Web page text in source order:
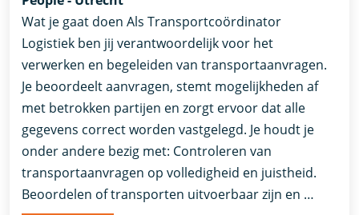
Wat je gaat doen Als Transportcoördinator
Logistiek ben jij verantwoordelijk voor het
verwerken en begeleiden van transportaanvragen.
Je beoordeelt aanvragen, stemt mogelijkheden af
met betrokken partijen en zorgt ervoor dat alle
gegevens correct worden vastgelegd. Je houdt je
onder andere bezig met: Controleren van
transportaanvragen op volledigheid en juistheid.
Beoordelen of transporten uitvoerbaar zijn en …